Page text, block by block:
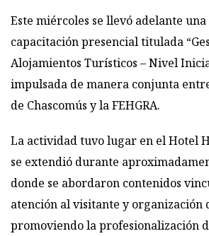
Este miércoles se llevó adelante
capacitación presencial titulada
Alojamientos Turísticos – Nivel
impulsada de manera conjunta
de Chascomús y la FEHGRA.
La actividad tuvo lugar en el Hotel
se extendió durante
donde se abordaron contenidos
atención al visitante y organización
promoviendo la profesionalización